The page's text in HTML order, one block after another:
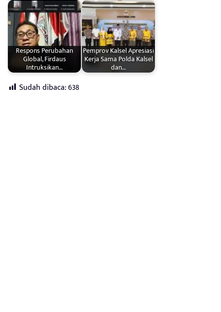
Respons Perubahan
Global, Firdaus
Intruksikan…
Pemprov Kalsel Apresiasi
Kerja Sama Polda Kalsel
dan…
Sudah dibaca:638